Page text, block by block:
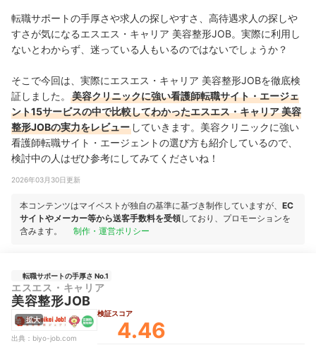
転職サポートの手厚さや求人の探しやすさ、高待遇求人の探しや
すさが気になるエスエス・キャリア 美容整形JOB。実際に利用し
ないとわからず、迷っている人もいるのではないでしょうか？
そこで今回は、実際にエスエス・キャリア 美容整形JOBを徹底検
証しました。
美容クリニックに強い看護師転職サイト・エージェ
ント15サービスの中で比較してわかったエスエス・キャリア 美容
整形JOBの実力をレビュー していきます。美容クリニックに強い
看護師転職サイト・エージェントの選び方も紹介しているので、
検討中の人はぜひ参考にしてみてくださいね！
2026年03月30日更新
本コンテンツはマイベストが独自の基準に基づき制作していますが、 EC
サイトやメーカー等から送客手数料を受領しており、プロモーションを
含みます。
制作・運営ポリシー
転職サポートの手厚さ No.1
エスエス・キャリア
美容整形JOB
拡大
出典： biyo-job.com
検証スコア
4.46